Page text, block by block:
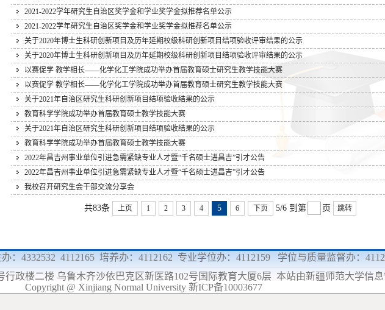
2021-2022学年研究生自治区奖学金和学业奖学金拟推荐名单公示
2021-2022学年研究生自治区奖学金和学业奖学金拟推荐名单公示
关于2020年博士生科研创新项目及历年延期校级科研创新项目结项验收评审结果的公示
关于2020年博士生科研创新项目及历年延期校级科研创新项目结项验收评审结果的公示
以赛促学 教学相长——化学化工学院成功举办首届教育硕士研究生教学技能大赛
以赛促学 教学相长——化学化工学院成功举办首届教育硕士研究生教学技能大赛
关于2021年自治区研究生科研创新项目结项验收结果的公示
教育科学学院成功举办首届教育硕士教学技能大赛
关于2021年自治区研究生科研创新项目结项验收结果的公示
教育科学学院成功举办首届教育硕士教学技能大赛
2022年昌吉州事业单位引进急需紧缺专业人才暨“千名硕士进昌吉”引才公告
2022年昌吉州事业单位引进急需紧缺专业人才暨“千名硕士进昌吉”引才公告
我校召开研究生会干部交流分享会
共83条 上页 1 2 3 4 5 6 下页 5/6 到第 页 跳转
：4332532 4112165 培养办：4112162 专业学位办：4112159 学位与质量监督办：
行政楼二楼 乌鲁木齐沙依巴克区新医路102号国际教育大厦6层 本站由新疆师范大学信
Copyright @ Xinjiang Normal University 新ICP备10003677